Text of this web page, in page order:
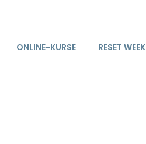
ONLINE-KURSE RESET WEEK